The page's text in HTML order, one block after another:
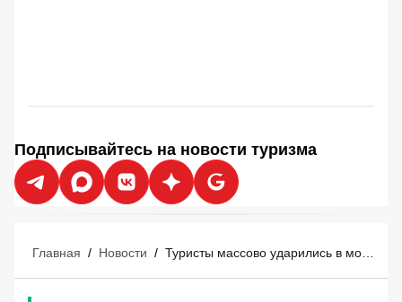
Подписывайтесь на новости туризма
Главная / Новости /